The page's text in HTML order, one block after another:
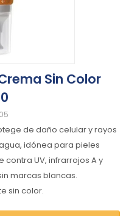
Sin Color
de daño celular y rayos
idónea para pieles
contra UV, infrarrojos A y
marcas blancas.
sin color.